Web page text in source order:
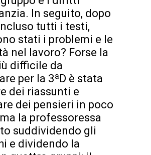
In seguito, dopo
tutti i testi,
stati i problemi e le
nel lavoro? Forse la
difficile da
per la 3ªD è stata
dei riassunti e
dei pensieri in poco
la professoressa
suddividendo gli
e dividendo la